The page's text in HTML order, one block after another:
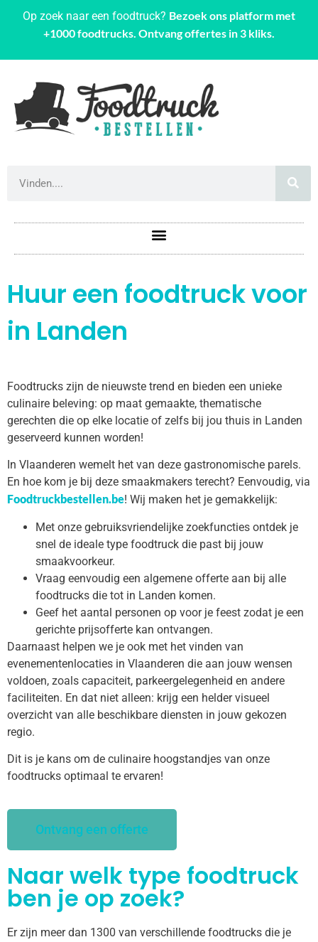
Op zoek naar een foodtruck? Bezoek ons platform met
+1000 foodtrucks. Ontvang offertes in 3 kliks.
Huur een foodtruck voor
in Landen
Foodtrucks zijn de nieuwste trend en bieden een unieke
culinaire beleving: op maat gemaakte, thematische
gerechten die op elke locatie of zelfs bij jou thuis in Landen
geserveerd kunnen worden!
In Vlaanderen wemelt het van deze gastronomische parels.
En hoe kom je bij deze smaakmakers terecht? Eenvoudig, via
Foodtruckbestellen.be! Wij maken het je gemakkelijk:
Met onze gebruiksvriendelijke zoekfuncties ontdek je
snel de ideale type foodtruck die past bij jouw
smaakvoorkeur.
Vraag eenvoudig een algemene offerte aan bij alle
foodtrucks die tot in Landen komen.
Geef het aantal personen op voor je feest zodat je een
gerichte prijsofferte kan ontvangen.
Daarnaast helpen we je ook met het vinden van
evenementenlocaties in Vlaanderen die aan jouw wensen
voldoen, zoals capaciteit, parkeergelegenheid en andere
faciliteiten. En dat niet alleen: krijg een helder visueel
overzicht van alle beschikbare diensten in jouw gekozen
regio.
Dit is je kans om de culinaire hoogstandjes van onze
foodtrucks optimaal te ervaren!
Ontvang een offerte
Naar welk type foodtruck
ben je op zoek?
Er zijn meer dan 1300 van verschillende foodtrucks die je